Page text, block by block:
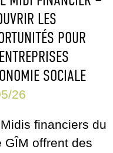
LES
POUR
SOCIALE
26
financiers du
GÎM offrent des